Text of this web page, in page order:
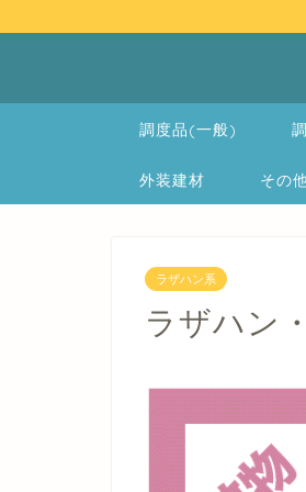
調度品(一般)
外装建材 その
ラザハン系
ラザハン